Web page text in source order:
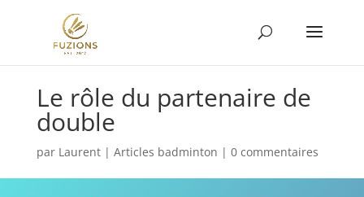
Le rôle du partenaire de
double
par Laurent| Articles badminton | 0 commentaires